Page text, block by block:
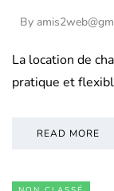
By
La location de
pratique et
READ MORE